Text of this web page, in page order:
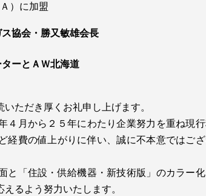
避難所の快適性を確保し、児童や生徒の熱中
）に加盟
協会・勝又敏雄会長
静岡県ＬＰガス協会は５月
で、新会長に勝又敏雄筆頭
締役会長）を選任した。
変え、エネルギー業界は
Ｎ）対応を迫られ、気候
ーとＡＷ北海道
稼働
喜久夫会長）とエア・ウォーター北海道
（ニジマス）の陸上養殖に参入すると発表し
計から設備、メンテナンスまでの一貫し
ただき厚くお礼申し上げます。
４月から２５年にわたり企業努力を重ね現
経費の値上がりに伴い、誠に不本意ではご
と「住設・供給機器・新技術版」のカラー
るよう努力いたします。